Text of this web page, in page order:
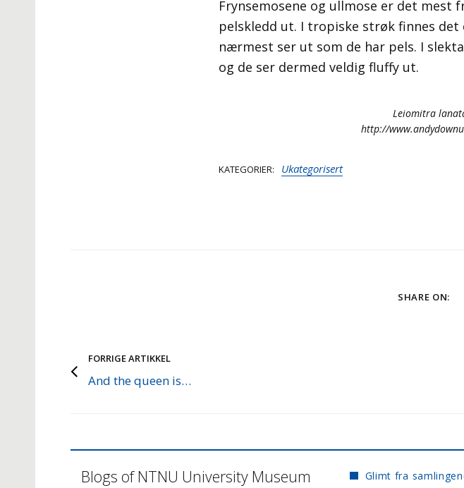
Frynsemosene og ullmose er det
pelskledd ut. I tropiske strøk finnes
nærmest ser ut som de har pels. I slekta
og de ser dermed veldig fluffy ut.
Leiomitra
http://
KATEGORIER Ukategorisert
SHARE ON:
FORRIGE ARTIKKEL
And the queen is…
Blogs of NTNU University Museum Glimt fra